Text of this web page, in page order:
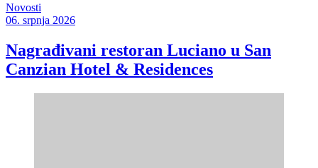
Novosti
06. srpnja 2026
Nagrađivani restoran Luciano u San
Canzian Hotel & Residences